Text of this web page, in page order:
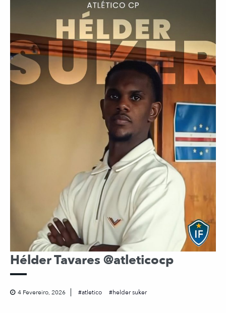
Hélder Tavares @atleticocp
4 Fevereiro, 2026 atletico helder suker